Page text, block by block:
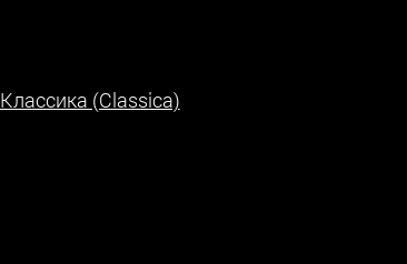
Классика (Classica)